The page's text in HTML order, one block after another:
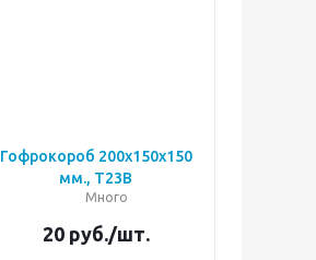
Гофрокороб 200х150х150
мм., Т23В
Много
20руб./шт.